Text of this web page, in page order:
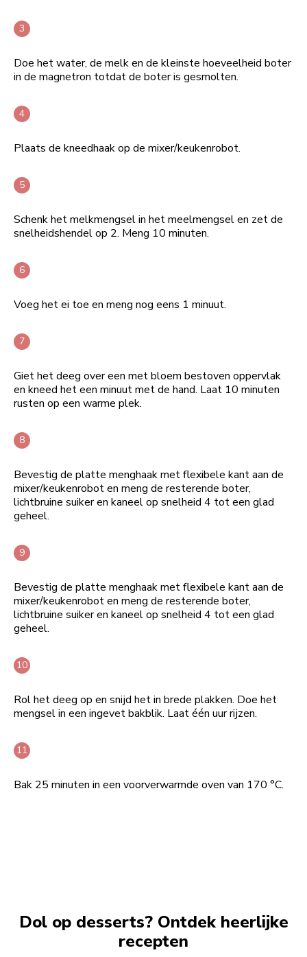
Doe het water, de melk en de kleinste hoeveelheid boter
in de magnetron totdat de boter is gesmolten.
Plaats de kneedhaak op de mixer/keukenrobot.
Schenk het melkmengsel in het meelmengsel en zet de
snelheidshendel op 2. Meng 10 minuten.
Voeg het ei toe en meng nog eens 1 minuut.
Giet het deeg over een met bloem bestoven oppervlak
en kneed het een minuut met de hand. Laat 10 minuten
rusten op een warme plek.
Bevestig de platte menghaak met flexibele kant aan de
mixer/keukenrobot en meng de resterende boter,
lichtbruine suiker en kaneel op snelheid 4 tot een glad
geheel.
Bevestig de platte menghaak met flexibele kant aan de
mixer/keukenrobot en meng de resterende boter,
lichtbruine suiker en kaneel op snelheid 4 tot een glad
geheel.
Rol het deeg op en snijd het in brede plakken. Doe het
mengsel in een ingevet bakblik. Laat één uur rijzen.
Bak 25 minuten in een voorverwarmde oven van 170 °C.
Dol op desserts? Ontdek heerlijke
recepten